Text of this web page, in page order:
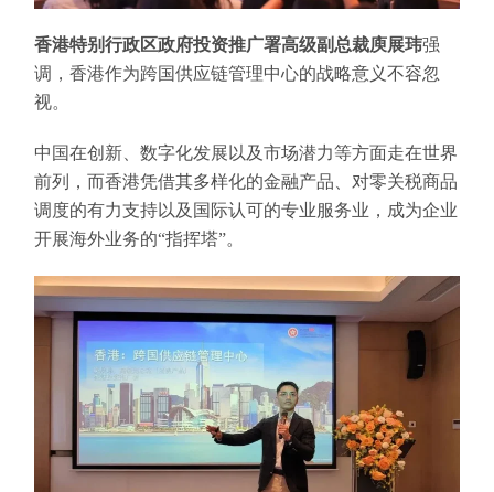
香港特别行政区政府投资推广署高级副总裁庾展玮强
调，香港作为跨国供应链管理中心的战略意义不容忽
视。
中国在创新、数字化发展以及市场潜力等方面走在世界
前列，而香港凭借其多样化的金融产品、对零关税商品
调度的有力支持以及国际认可的专业服务业，成为企业
开展海外业务的“指挥塔”。